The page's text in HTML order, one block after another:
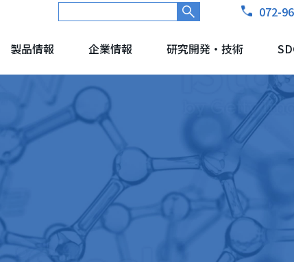
072-
製品情報 企業情報 研究開発・技術